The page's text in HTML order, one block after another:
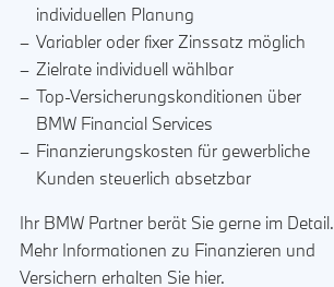
individuellen Planung
Variabler oder fixer Zinssatz möglich
Zielrate individuell wählbar
Top-Versicherungskonditionen über
BMW Financial Services
Finanzierungskosten für gewerbliche
Kunden steuerlich absetzbar
Ihr BMW Partner berät Sie gerne im Detail.
Mehr Informationen zu Finanzieren und
Versichern erhalten Sie hier.